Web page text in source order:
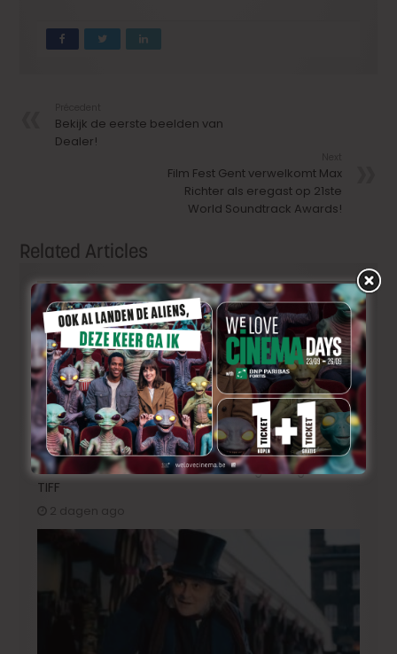
Bekijk de eerste beelden van
Dealer!
Film Fest Gent verwelkomt Max
Richter als eregast op 21ste
World Soundtrack Awards!
Related Articles
Korte animatiefilm ‘Melk’ nu ook uitgenodigd voor
TIFF
2 dagen ago